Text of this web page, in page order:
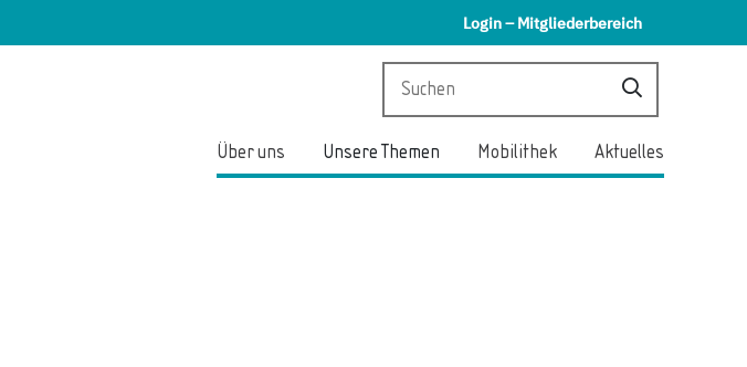
Login – Mitgliederbereich
Über uns Unsere Themen Mobilithek Aktuelles